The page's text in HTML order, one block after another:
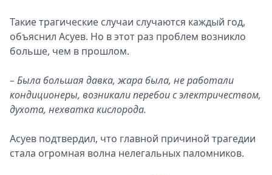
Такие трагические случаи случаются каждый год,
объяснил Асуев. Но в этот раз проблем возникло
больше, чем в прошлом.
– Была большая давка, жара была, не работали
кондиционеры, возникали перебои с электричеством,
духота, нехватка кислорода.
Асуев подтвердил, что главной причиной трагедии
стала огромная волна нелегальных паломников.